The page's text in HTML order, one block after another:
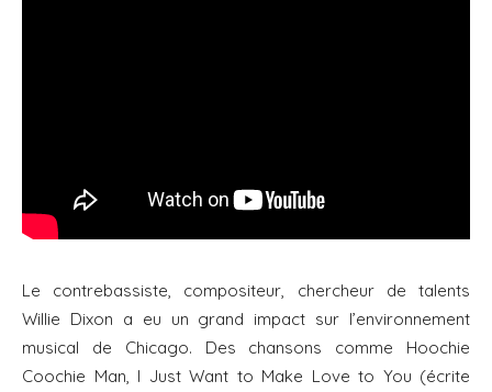
Le contrebassiste, compositeur, chercheur de talents
Willie Dixon a eu un grand impact sur l’environnement
musical de Chicago. Des chansons comme Hoochie
Coochie Man, I Just Want to Make Love to You (écrite